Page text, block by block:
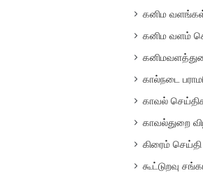
கனிம
கனிம வளம்
கால்நடை
காவல்
காவல்துறை
கிரைம் செய்தி
கூட்டுறவு